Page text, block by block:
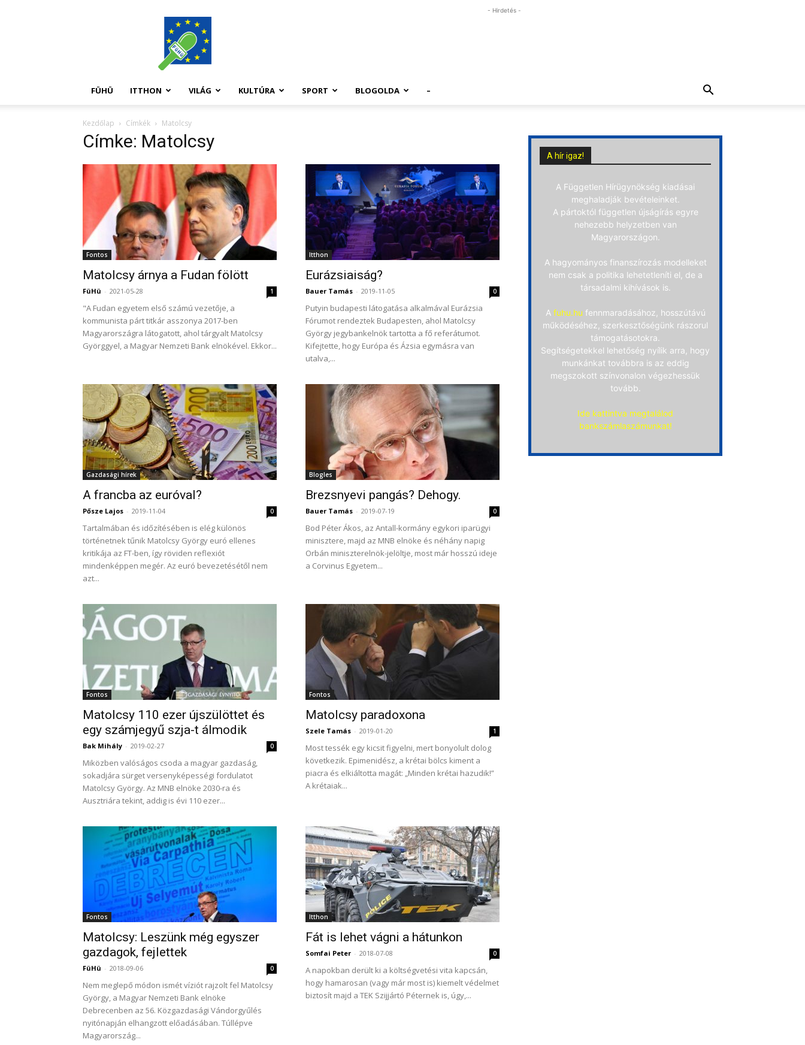
FüHü
- Hirdetés -
FÜHÜ ITTHON VILÁG KULTÚRA SPORT BLOGOLDA –
Kezdőlap Címkék Matolcsy
Címke: Matolcsy
Fontos
Matolcsy árnya a Fudan fölött
FüHü - 2021-05-28 1
"A Fudan egyetem első számú vezetője, a
kommunista párt titkár asszonya 2017-ben
Magyarországra látogatott, ahol tárgyalt Matolcsy
Györggyel, a Magyar Nemzeti Bank elnökével. Ekkor...
Itthon
Eurázsiaiság?
Bauer Tamás - 2019-11-05 0
Putyin budapesti látogatása alkalmával Eurázsia
Fórumot rendeztek Budapesten, ahol Matolcsy
György jegybankelnök tartotta a fő referátumot.
Kifejtette, hogy Európa és Ázsia egymásra van
utalva,...
Gazdasági hírek
A francba az euróval?
Pősze Lajos - 2019-11-04 0
Tartalmában és időzítésében is elég különös
történetnek tűnik Matolcsy György euró ellenes
kritikája az FT-ben, így röviden reflexiót
mindenképpen megér. Az euró bevezetésétől nem
azt...
Blogles
Brezsnyevi pangás? Dehogy.
Bauer Tamás - 2019-07-19 0
Bod Péter Ákos, az Antall-kormány egykori iparügyi
minisztere, majd az MNB elnöke és néhány napig
Orbán miniszterelnök-jelöltje, most már hosszú ideje
a Corvinus Egyetem...
Fontos
Matolcsy 110 ezer újszülöttet és
egy számjegyű szja-t álmodik
Bak Mihály - 2019-02-27 0
Miközben valóságos csoda a magyar gazdaság,
sokadjára sürget versenyképességi fordulatot
Matolcsy György. Az MNB elnöke 2030-ra és
Ausztriára tekint, addig is évi 110 ezer...
Fontos
Matolcsy paradoxona
Szele Tamás - 2019-01-20 1
Most tessék egy kicsit figyelni, mert bonyolult dolog
következik. Epimenidész, a krétai bölcs kiment a
piacra és elkiáltotta magát: „Minden krétai hazudik!”
A krétaiak...
Fontos
Matolcsy: Leszünk még egyszer
gazdagok, fejlettek
FüHü - 2018-09-06 0
Nem meglepő módon ismét víziót rajzolt fel Matolcsy
György, a Magyar Nemzeti Bank elnöke
Debrecenben az 56. Közgazdasági Vándorgyűlés
nyitónapján elhangzott előadásában. Túllépve
Magyarország...
Itthon
Fát is lehet vágni a hátunkon
Somfai Peter - 2018-07-08 0
A napokban derült ki a költségvetési vita kapcsán,
hogy hamarosan (vagy már most is) kiemelt védelmet
biztosít majd a TEK Szijjártó Péternek is, úgy,...
A hír igaz!
A Független Hírügynökség kiadásai
meghaladják bevételeinket.
A pártoktól független újságírás egyre
nehezebb helyzetben van
Magyarországon.
A hagyományos finanszírozás modelleket
nem csak a politika lehetetleníti el, de a
társadalmi kihívások is.
A fuhu.hu fennmaradásához, hosszútávú
működéséhez, szerkesztőségünk rászorul
támogatásotokra.
Segítségetekkel lehetőség nyílik arra, hogy
munkánkat továbbra is az eddig
megszokott színvonalon végezhessük
tovább.
Ide kattintva megtalálod
bankszámlaszámunkat!